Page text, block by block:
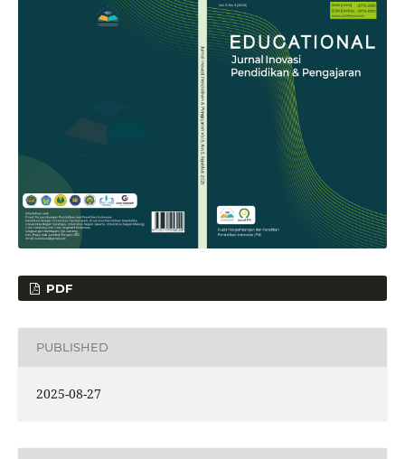
PDF
PUBLISHED
2025-08-27